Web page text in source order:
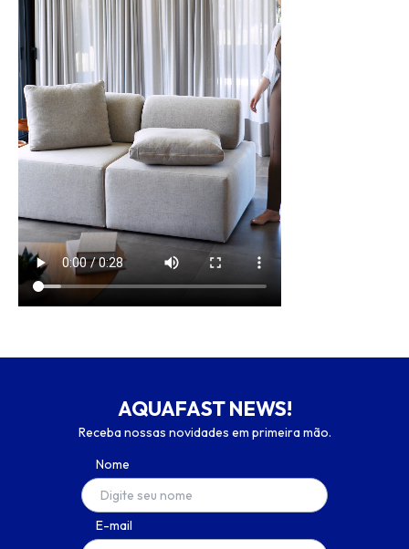
AQUAFAST NEWS!
Receba nossas novidades em primeira mão.
Nome
E-mail